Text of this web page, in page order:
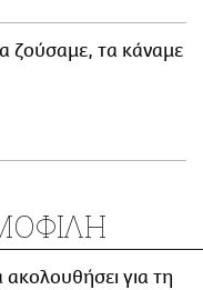
ζούσαμε, τα κάναμε
ακολουθήσει για τη